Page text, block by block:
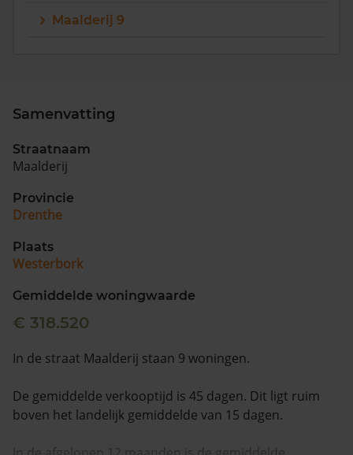
Maalderij 9
Samenvatting
Straatnaam
Maalderij
Provincie
Drenthe
Plaats
Westerbork
Gemiddelde woningwaarde
€ 318.520
In de straat Maalderij staan 9 woningen.
De gemiddelde verkooptijd is 45 dagen. Dit ligt ruim
boven het landelijk gemiddelde van 15 dagen.